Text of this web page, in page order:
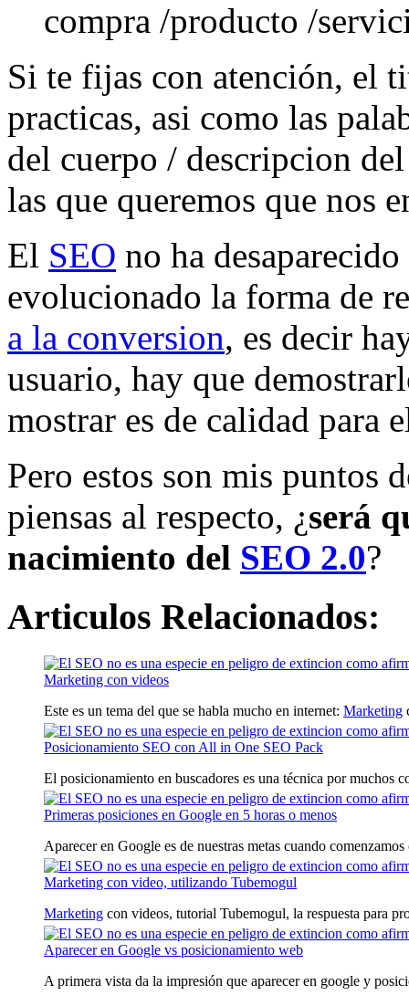
compra /producto /
Si te fijas con atención, el
practicas, asi como las
del cuerpo / descripcion
las que queremos que nos
El SEO no ha
evolucionado la forma de
a la conversion, es decir
usuario, hay que
mostrar es de calidad para
Pero estos son mis puntos
piensas al respecto, ¿será
nacimiento del SEO 2.0?
Articulos Relacionados:
Marketing con videos
Este es un tema del que se habla mucho en internet: Marketing
Posicionamiento SEO con All in One SEO Pack
El posicionamiento en buscadores es una técnica por muchos
Primeras posiciones en Google en 5 horas o menos
Aparecer en Google es de nuestras metas cuando
Marketing con video, utilizando Tubemogul
Marketing con videos, tutorial Tubemogul, la respuesta para
Aparecer en Google vs posicionamiento web
A primera vista da la impresión que aparecer en google y